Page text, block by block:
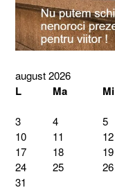
august 2026
L Ma Mi
3
4 5
10
11 12
17
18 19
24
25 26
31